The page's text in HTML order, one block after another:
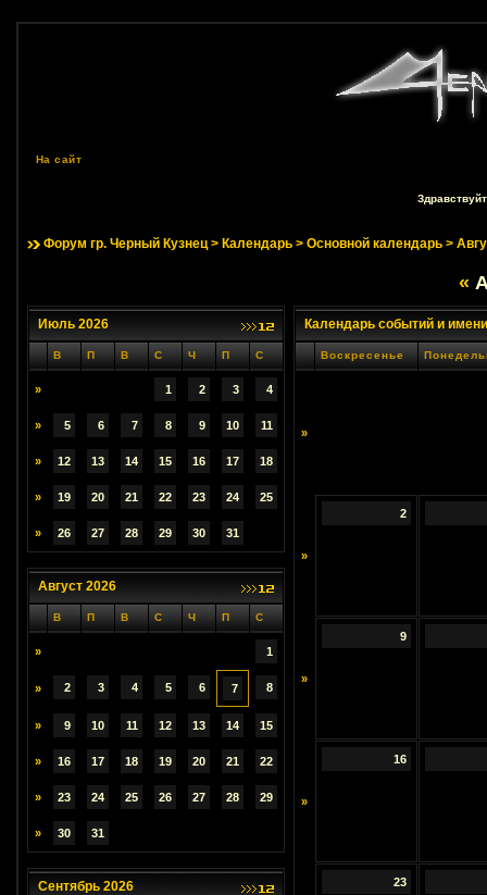
На сайт
Форум гр. Черный Кузнец> Календарь> Основной календарь>
«
Июль 2026
В П В С Ч П С
» 1 2 3 4
» 5 6 7 8 9 10 11
» 12 13 14 15 16 17 18
» 19 20 21 22 23 24 25
» 26 27 28 29 30 31
Август 2026
В П В С Ч П С
» 1
» 2 3 4 5 6 7 8
» 9 10 11 12 13 14 15
» 16 17 18 19 20 21 22
» 23 24 25 26 27 28 29
» 30 31
Сентябрь 2026
Календарь событий и
Воскресенье
»
»
2
»
9
»
16
23